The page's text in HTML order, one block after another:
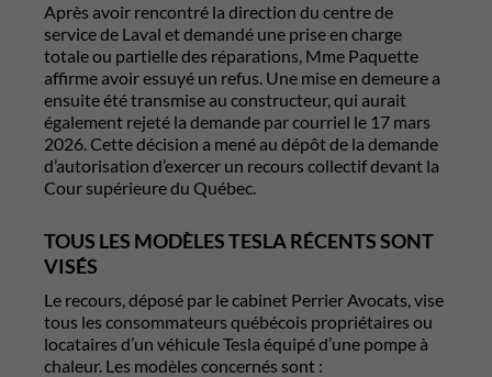
Après avoir rencontré la direction du centre de
service de Laval et demandé une prise en charge
totale ou partielle des réparations, Mme Paquette
affirme avoir essuyé un refus. Une mise en demeure a
ensuite été transmise au constructeur, qui aurait
également rejeté la demande par courriel le 17 mars
2026. Cette décision a mené au dépôt de la demande
d’autorisation d’exercer un recours collectif devant la
Cour supérieure du Québec.
TOUS LES MODÈLES TESLA RÉCENTS SONT
VISÉS
Le recours, déposé par le cabinet Perrier Avocats, vise
tous les consommateurs québécois propriétaires ou
locataires d’un véhicule Tesla équipé d’une pompe à
chaleur. Les modèles concernés sont :